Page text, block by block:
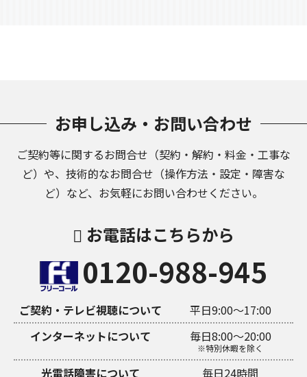
お申し込み・お問い合わせ
ご契約等に関するお問合せ（契約・解約・料金・工事な
ど）や、 技術的なお問合せ（操作方法・設定・障害な
ど）など、お気軽にお問い合わせください。
お電話はこちらから
0120-988-945
ご契約・テレビ視聴について
平日9:00～17:00
インターネットについて
毎日8:00～20:00
※特別休暇を除く
光電話障害について 毎日24時間